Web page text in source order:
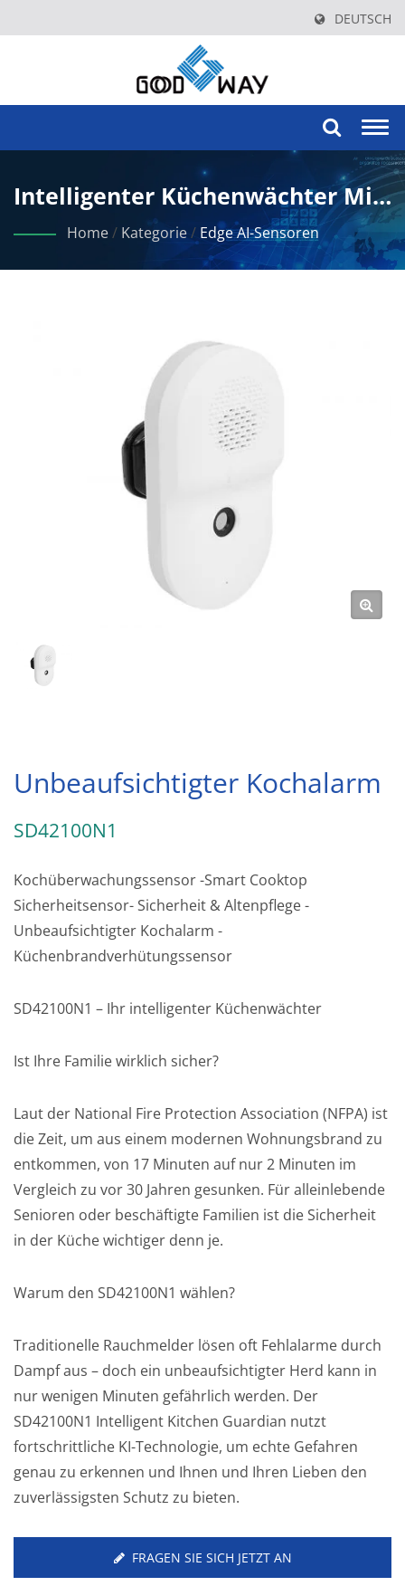
DEUTSCH
Intelligenter Küchenwächter Mit
KI-Gestützter
Gefahrenerkennung
Home/ Kategorie/ Edge AI-Sensoren
Unbeaufsichtigter Kochalarm
SD42100N1
Kochüberwachungssensor -Smart Cooktop
Sicherheitsensor- Sicherheit & Altenpflege -
Unbeaufsichtigter Kochalarm -
Küchenbrandverhütungssensor
SD42100N1 – Ihr intelligenter Küchenwächter
Ist Ihre Familie wirklich sicher?
Laut der National Fire Protection Association (NFPA) ist
die Zeit, um aus einem modernen Wohnungsbrand zu
entkommen, von 17 Minuten auf nur 2 Minuten im
Vergleich zu vor 30 Jahren gesunken. Für alleinlebende
Senioren oder beschäftigte Familien ist die Sicherheit
in der Küche wichtiger denn je.
Warum den SD42100N1 wählen?
Traditionelle Rauchmelder lösen oft Fehlalarme durch
Dampf aus – doch ein unbeaufsichtigter Herd kann in
nur wenigen Minuten gefährlich werden. Der
SD42100N1 Intelligent Kitchen Guardian nutzt
fortschrittliche KI-Technologie, um echte Gefahren
genau zu erkennen und Ihnen und Ihren Lieben den
zuverlässigsten Schutz zu bieten.
FRAGEN SIE SICH JETZT AN